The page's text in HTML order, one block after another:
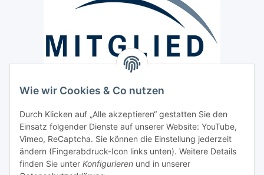
Wie wir Cookies & Co nutzen
Durch Klicken auf „Alle akzeptieren“ gestatten Sie den
Einsatz folgender Dienste auf unserer Website: YouTube,
Vimeo, ReCaptcha. Sie können die Einstellung jederzeit
ändern (Fingerabdruck-Icon links unten). Weitere Details
finden Sie unter Konfigurieren und in unserer
Paketdienst und Spedition
Regionaler Lieferservice im Umkreis von ca. 60 Km
Sicherheit